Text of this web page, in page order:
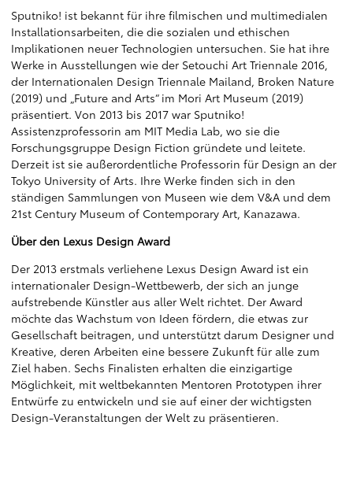
Sputniko! ist bekannt für ihre filmischen und multimedialen
Installationsarbeiten, die die sozialen und ethischen
Implikationen neuer Technologien untersuchen. Sie hat ihre
Werke in Ausstellungen wie der Setouchi Art Triennale 2016,
der Internationalen Design Triennale Mailand, Broken Nature
(2019) und „Future and Arts“ im Mori Art Museum (2019)
präsentiert. Von 2013 bis 2017 war Sputniko!
Assistenzprofessorin am MIT Media Lab, wo sie die
Forschungsgruppe Design Fiction gründete und leitete.
Derzeit ist sie außerordentliche Professorin für Design an der
Tokyo University of Arts. Ihre Werke finden sich in den
ständigen Sammlungen von Museen wie dem V&A und dem
21st Century Museum of Contemporary Art, Kanazawa.
Über den Lexus Design Award
Der 2013 erstmals verliehene Lexus Design Award ist ein
internationaler Design-Wettbewerb, der sich an junge
aufstrebende Künstler aus aller Welt richtet. Der Award
möchte das Wachstum von Ideen fördern, die etwas zur
Gesellschaft beitragen, und unterstützt darum Designer und
Kreative, deren Arbeiten eine bessere Zukunft für alle zum
Ziel haben. Sechs Finalisten erhalten die einzigartige
Möglichkeit, mit weltbekannten Mentoren Prototypen ihrer
Entwürfe zu entwickeln und sie auf einer der wichtigsten
Design-Veranstaltungen der Welt zu präsentieren.